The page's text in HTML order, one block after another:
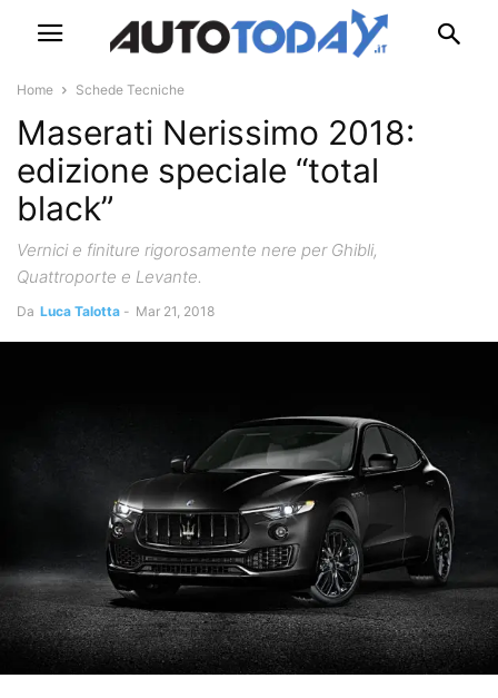
Home Schede Tecniche
Maserati Nerissimo 2018:
edizione speciale “total
black”
Vernici e finiture rigorosamente nere per Ghibli,
Quattroporte e Levante.
Da Luca Talotta - Mar 21, 2018